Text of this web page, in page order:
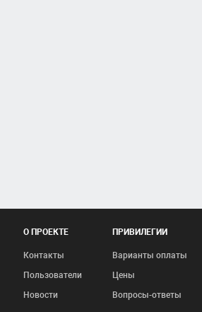
О ПРОЕКТЕ
Контакты
Пользователи
Новости
ПРИВИЛЕГИИ
Варианты оплаты
Цены
Вопросы-ответы